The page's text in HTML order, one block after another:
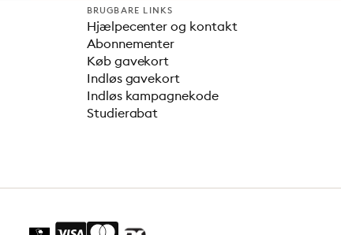
BRUGBARE LINKS
Hjælpecenter og kontakt
Abonnementer
Køb gavekort
Indløs gavekort
Indløs kampagnekode
Studierabat